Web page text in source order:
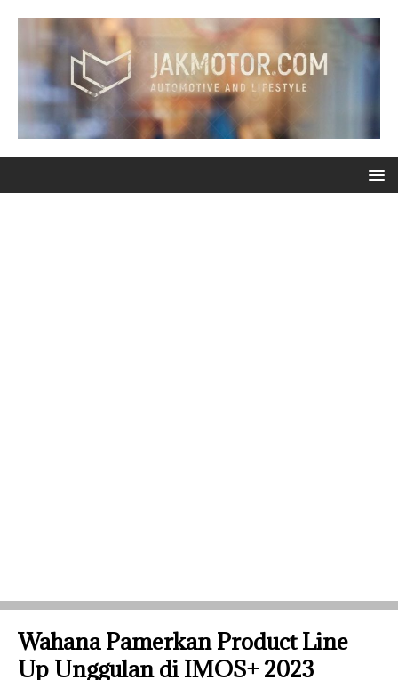
Wahana Pamerkan Product Line
Up Unggulan di IMOS+ 2023